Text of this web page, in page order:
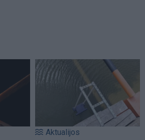
Aktualijos